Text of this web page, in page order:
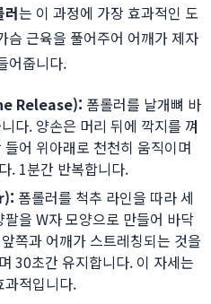
러는 이 과정에 가장 효과적인 도
슴 근육을 풀어주어 어깨가 제자
어줍니다.
Release): 폼롤러를 날개뼈 바
다. 양손은 머리 뒤에 깍지를 껴
어 위아래로 천천히 움직이며
. 1분간 반복합니다.
폼롤러를 척추 라인을 따라 세
을 W자 모양으로 만들어 바닥
쪽과 어깨가 스트레칭되는 것을
30초간 유지합니다. 이 자세는
과적입니다.